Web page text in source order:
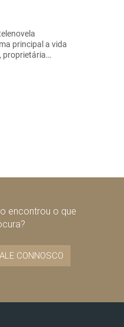
principal a vida
proprietária…
encontrou o que
CONNOSCO